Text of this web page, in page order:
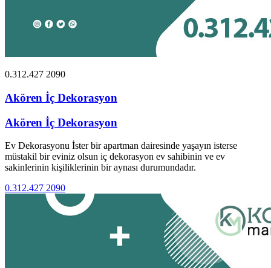
0.312.427 2090
Akören İç Dekorasyon
Akören İç Dekorasyon
Ev Dekorasyonu İster bir apartman dairesinde yaşayın isterse
müstakil bir eviniz olsun iç dekorasyon ev sahibinin ve ev
sakinlerinin kişiliklerinin bir aynası durumundadır.
0.312.427 2090